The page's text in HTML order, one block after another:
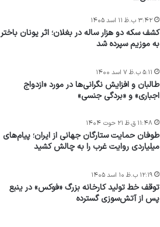
کشف سکه دو هزار ساله در بغلان؛ اثر یونان باختر
به موزیم سپرده شد
۳:۴۲ ب.ظ ۱۱ اسد ۱۴۰۵
طالبان و افزایش نگرانی‌ها در مورد «ازدواج
اجباری» و «بردگی جنسی»
۵:۱۱ ب.ظ ۷ اسد ۱۴۰۰
طوفان حمایت ستارگان جهانی از ایران؛ پیام‌های
میلیاردی روایت غرب را به چالش کشید
۱۱:۴۸ ق.ظ ۲۱ حوت ۱۴۰۴
توقف خط تولید کارخانه بزرگ «فوکس» در ینبع
پس از آتش‌سوزی گسترده
۱۲:۱۹ ب.ظ ۱۰ اسد ۱۴۰۵